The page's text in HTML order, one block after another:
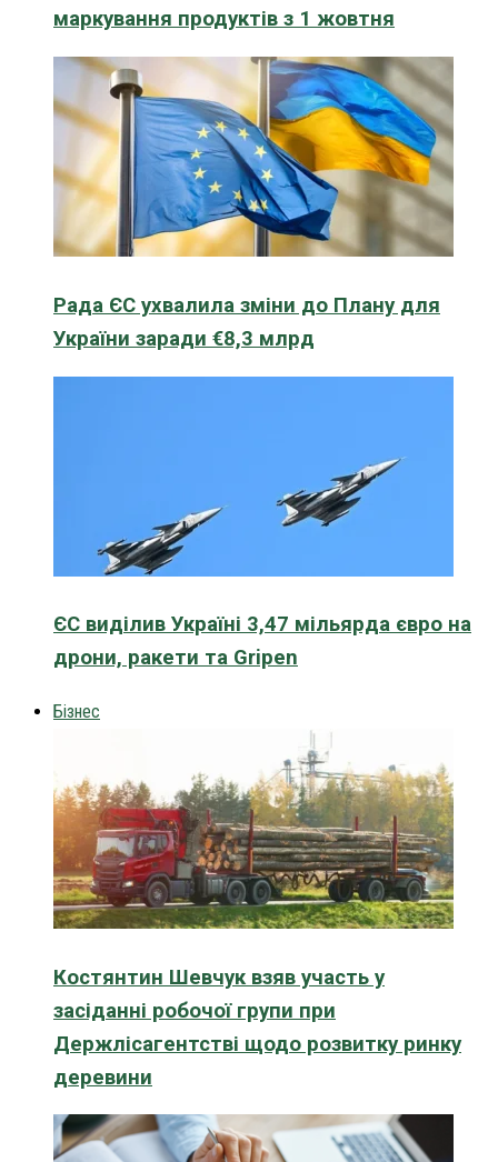
маркування продуктів з 1 жовтня
Рада ЄС ухвалила зміни до Плану для
України заради €8,3 млрд
ЄС виділив Україні 3,47 мільярда євро на
дрони, ракети та Gripen
Бізнес
Костянтин Шевчук взяв участь у
засіданні робочої групи при
Держлісагентстві щодо розвитку ринку
деревини